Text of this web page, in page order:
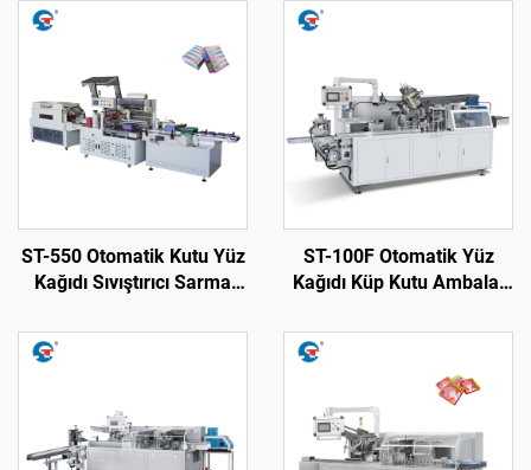
ST-550 Otomatik Kutu Yüz
Kağıdı Sıvıştırıcı Sarma
ST-100F Otomatik Yüz
Kağıdı Küp Kutu Ambalaj